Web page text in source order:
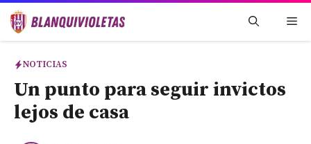
Saltar
NOTICIAS
Un punto para seguir invictos
lejos de casa